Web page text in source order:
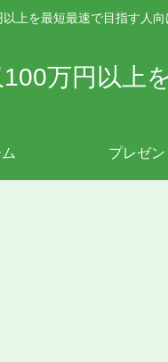
上を最短最速で目指す人
万円以上
プレゼン